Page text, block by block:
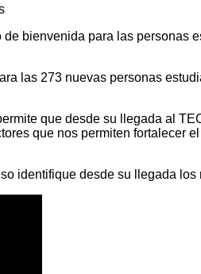
de bienvenida para las personas
las 273 nuevas personas
que desde su llegada al
que nos permiten fortalecer
identifique desde su llegada